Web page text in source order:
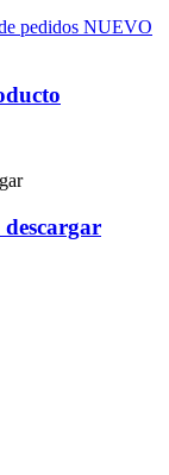
pedidos NUEVO